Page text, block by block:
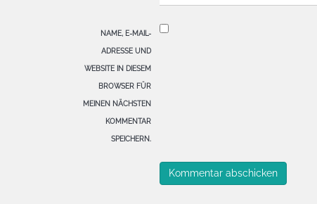
NAME, E-MAIL-
ADRESSE UND
WEBSITE IN DIESEM
BROWSER FÜR
MEINEN NÄCHSTEN
KOMMENTAR
SPEICHERN.